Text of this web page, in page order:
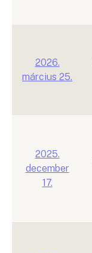
2026.
március 25.
2025.
december
17.